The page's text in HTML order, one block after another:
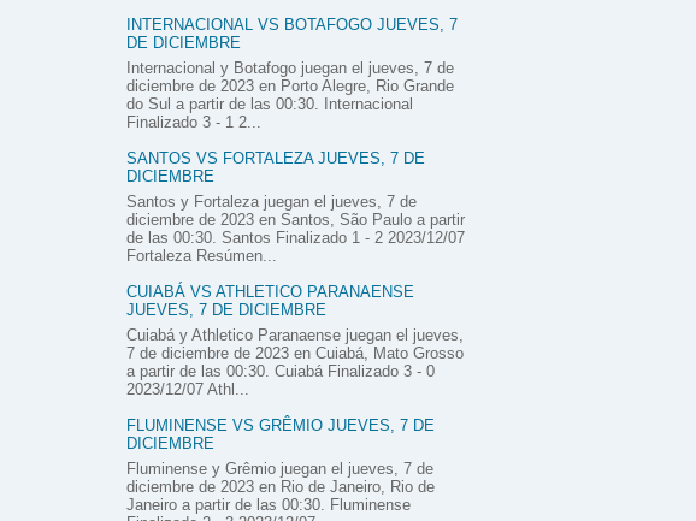
INTERNACIONAL VS BOTAFOGO JUEVES, 7
DE DICIEMBRE
Internacional y Botafogo juegan el jueves, 7 de
diciembre de 2023 en Porto Alegre, Rio Grande
do Sul a partir de las 00:30. Internacional
Finalizado 3 - 1 2...
SANTOS VS FORTALEZA JUEVES, 7 DE
DICIEMBRE
Santos y Fortaleza juegan el jueves, 7 de
diciembre de 2023 en Santos, São Paulo a partir
de las 00:30. Santos Finalizado 1 - 2 2023/12/07
Fortaleza Resúmen...
CUIABÁ VS ATHLETICO PARANAENSE
JUEVES, 7 DE DICIEMBRE
Cuiabá y Athletico Paranaense juegan el jueves,
7 de diciembre de 2023 en Cuiabá, Mato Grosso
a partir de las 00:30. Cuiabá Finalizado 3 - 0
2023/12/07 Athl...
FLUMINENSE VS GRÊMIO JUEVES, 7 DE
DICIEMBRE
Fluminense y Grêmio juegan el jueves, 7 de
diciembre de 2023 en Rio de Janeiro, Rio de
Janeiro a partir de las 00:30. Fluminense